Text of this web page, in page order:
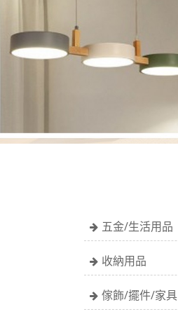
五金/生活用品
收納用品
傢飾/擺件/家具